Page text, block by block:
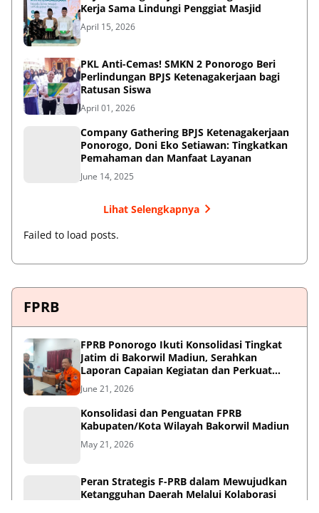
Kerja Sama Lindungi Penggiat Masjid
April 15, 2026
PKL Anti-Cemas! SMKN 2 Ponorogo Beri
Perlindungan BPJS Ketenagakerjaan bagi
Ratusan Siswa
April 01, 2026
Company Gathering BPJS Ketenagakerjaan
Ponorogo, Doni Eko Setiawan: Tingkatkan
Pemahaman dan Manfaat Layanan
June 14, 2025
Lihat Selengkapnya
Failed to load posts.
FPRB
FPRB Ponorogo Ikuti Konsolidasi Tingkat
Jatim di Bakorwil Madiun, Serahkan
Laporan Capaian Kegiatan dan Perkuat
Sinergi Pentahelix
June 21, 2026
Konsolidasi dan Penguatan FPRB
Kabupaten/Kota Wilayah Bakorwil Madiun
May 21, 2026
Peran Strategis F-PRB dalam Mewujudkan
Ketangguhan Daerah Melalui Kolaborasi